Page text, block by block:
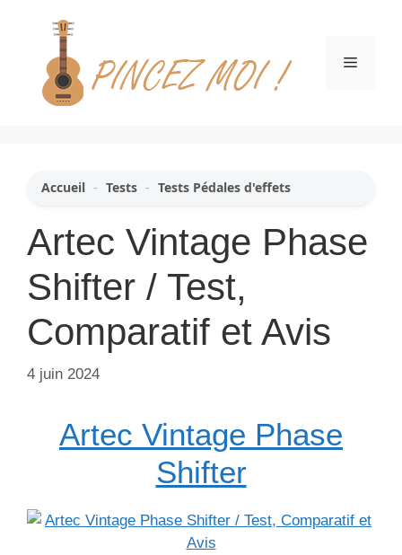
contenu
Menu
Accueil - Tests - Tests Pédales d'effets
Artec Vintage Phase
Shifter / Test,
Comparatif et Avis
4 juin 2024
Artec Vintage Phase
Shifter